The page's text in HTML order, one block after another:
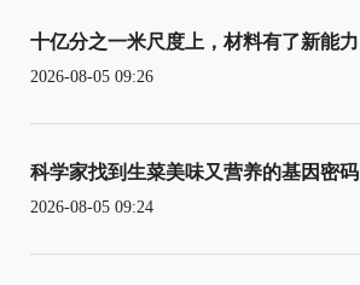
十亿分之一米尺度上，材料有了新能力
2026-08-05 09:26
科学家找到生菜美味又营养的基因密码
2026-08-05 09:24